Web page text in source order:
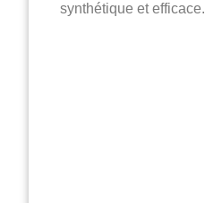
synthétique et efficace.